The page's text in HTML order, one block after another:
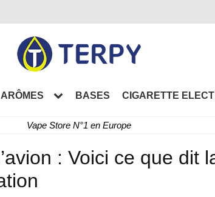
ARÔMES BASES CIGARETTE
Vape Store N°1 en Europe
: Voici ce que dit